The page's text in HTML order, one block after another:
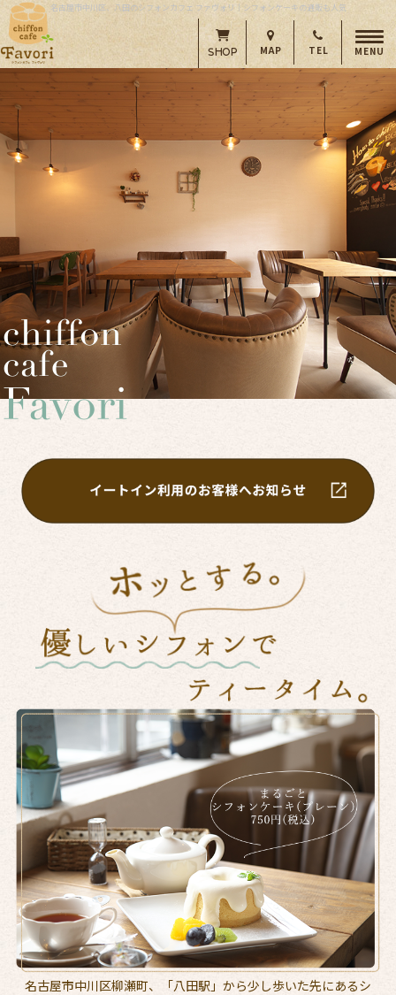
名古屋市中川区、八田のシフォンカフェ ファヴォリ｜シフォンケーキの通販も人気
SHOP MAP TEL MENU
名古屋市中川区柳瀬町、「八田駅」から少し歩いた先にあるシ